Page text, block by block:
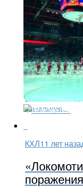
домашний
КХЛ
В четверг, 27
регулярного
тольяттинскую
волжских
финальную...
КХЛ11 лет